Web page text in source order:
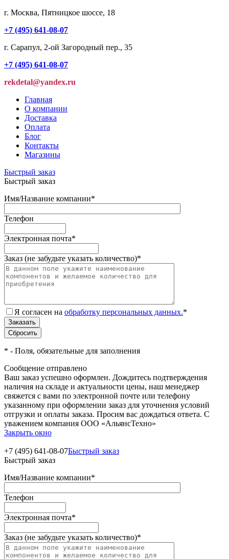
г. Москва, Пятницкое шоссе, 18
+7 (495) 641-08-07
г. Сарапул, 2-ой Загородный пер., 35
+7 (495) 641-08-07
rekdetal@yandex.ru
Главная
О компании
Доставка
Оплата
Блог
Контакты
Магазины
Быстрый заказ
Быстрый заказ
Имя/Название компании*
Телефон
Электронная почта*
Заказ (не забудьте указать количество)*
Я согласен на обработку персональных данных.*
* - Поля, обязательные для заполнения
Сообщение отправлено
Ваш заказ успешно оформлен. Дождитесь подтверждения
наличия на складе и актуальности цены, наш менеджер
свяжется с вами по электронной почте или телефону
указанному при оформлении заказ для уточнения условий
отгрузки и оплаты заказа. Просим вас дождаться ответа. С
уважением компания ООО «АльянсТехно»
Закрыть окно
+7 (495) 641-08-07Быстрый заказ
Быстрый заказ
Имя/Название компании*
Телефон
Электронная почта*
Заказ (не забудьте указать количество)*